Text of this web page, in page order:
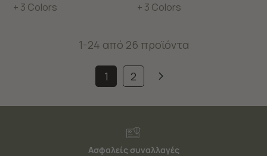
+ 3 Colors
+ 3 Colors
1-24 από 26 προϊόντα
1 2
Ασφαλείς συναλλαγές